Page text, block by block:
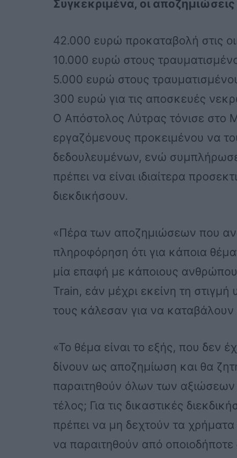
Συγκεκριμένα, οι
42.000 ευρώ προκαταβολή στις
10.000 ευρώ στους
5.000 ευρώ στους
300 ευρώ για τις αποσκευές
Ο Απόστολος Λύτρας τόνισε στο
εργαζόμενους προκειμένου να
δεδουλευμένων, ενώ
πρέπει να είναι ιδιαίτερα
διεκδικήσουν.
«Πέρα των αποζημιώσεων που
πληροφόρηση ότι για κάποια
μία επαφή με κάποιους
Train, εάν μέχρι εκείνη τη
τους κάλεσαν για να καταβάλουν
«Το θέμα είναι το εξής, που δεν
δίνουν ως αποζημίωση και θα
παραιτηθούν όλων των
τέλος; Για τις δικαστικές
πρέπει να μη δεχτούν τα
να παραιτηθούν από